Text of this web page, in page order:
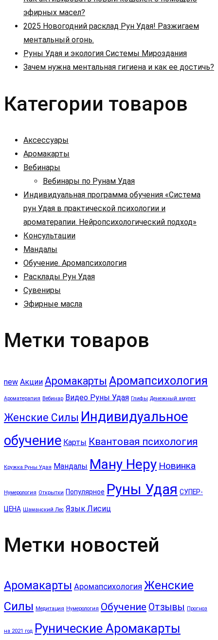
эфирных масел?
2025 Новогодний расклад Рун Удая! Разжигаем
ментальный огонь.
Руны Удая и экология Системы Мироздания
Зачем нужна ментальная гигиена и как ее достичь?
Категории товаров
Аксессуары
Аромакарты
Вебинары
Вебинары по Рунам Удая
Индивидуальная программа обучения «Система
рун Удая в практической психологии и
ароматерапии. Нейропсихологический подход»
Консультации
Мандалы
Обучение. Аромапсихология
Расклады Рун Удая
Сувениры
Эфирные масла
Метки товаров
new Акции Аромакарты Аромапсихология
Ароматерапия Вебинар Видео Руны Удая Глифы Денежный амулет
Женские Силы Индивидуальное
обучение Карты Квантовая психология
Кружка Руны Удая Мандалы Ману Неру Новинка
Нумерология Открытки Популярное Руны Удая СУПЕР-
ЦЕНА Шаманский Лес Язык Лисиц
Метки новостей
Аромакарты Аромапсихология Женские
Силы Медитация Нумерология Обучение Отзывы Прогноз
на 2021 год Рунические Аромакарты